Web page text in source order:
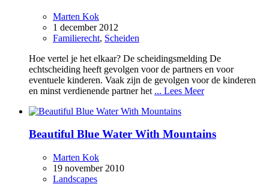
Marten Kok
1 december 2012
Familierecht, Scheiden
Hoe vertel je het elkaar? De scheidingsmelding De
echtscheiding heeft gevolgen voor de partners en voor
eventuele kinderen. Vaak zijn de gevolgen voor de kinderen
en minst verdienende partner het ... Lees Meer
Beautiful Blue Water With Mountains
Marten Kok
19 november 2010
Landscapes